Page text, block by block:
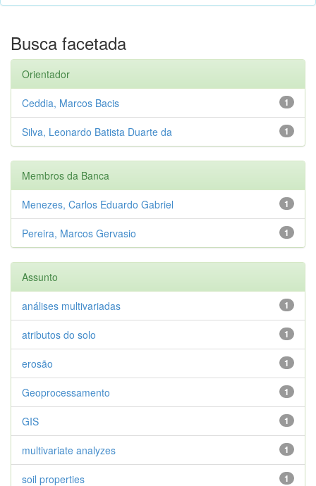
Busca facetada
Orientador
1
Ceddia, Marcos Bacis
1
Silva, Leonardo Batista Duarte da
Membros da Banca
1
Menezes, Carlos Eduardo Gabriel
1
Pereira, Marcos Gervasio
Assunto
1
análises multivariadas
1
atributos do solo
1
erosão
1
Geoprocessamento
1
GIS
1
multivariate analyzes
1
soil properties